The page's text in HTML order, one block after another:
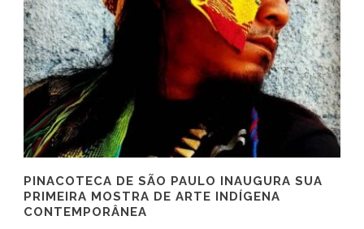
PINACOTECA DE SÃO PAULO INAUGURA SUA
PRIMEIRA MOSTRA DE ARTE INDÍGENA
CONTEMPORÂNEA